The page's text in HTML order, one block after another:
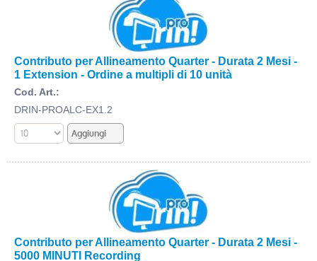
Contributo per Allineamento Quarter - Durata 2 Mesi -
1 Extension - Ordine a multipli di 10 unità
Cod. Art.:
DRIN-PROALC-EX1.2
Contributo per Allineamento Quarter - Durata 2 Mesi -
5000 MINUTI Recording